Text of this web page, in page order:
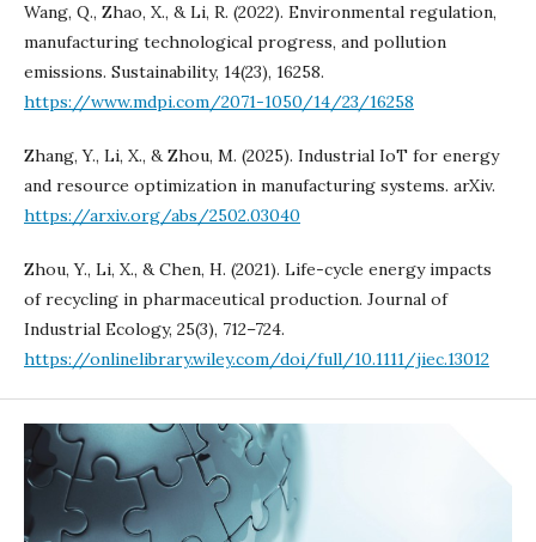
Wang, Q., Zhao, X., & Li, R. (2022). Environmental regulation,
manufacturing technological progress, and pollution
emissions. Sustainability, 14(23), 16258.
https://www.mdpi.com/2071-1050/14/23/16258
Zhang, Y., Li, X., & Zhou, M. (2025). Industrial IoT for energy
and resource optimization in manufacturing systems. arXiv.
https://arxiv.org/abs/2502.03040
Zhou, Y., Li, X., & Chen, H. (2021). Life-cycle energy impacts
of recycling in pharmaceutical production. Journal of
Industrial Ecology, 25(3), 712–724.
https://onlinelibrary.wiley.com/doi/full/10.1111/jiec.13012